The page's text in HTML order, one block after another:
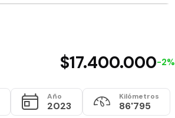
$17.400.000-2%
Año
2023
Kilómetros
86'795